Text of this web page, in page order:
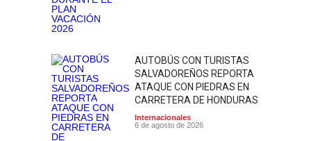
AUTOBÚS CON TURISTAS
SALVADOREÑOS REPORTA
ATAQUE CON PIEDRAS EN
CARRETERA DE HONDURAS
Internacionales
6 de agosto de 2026